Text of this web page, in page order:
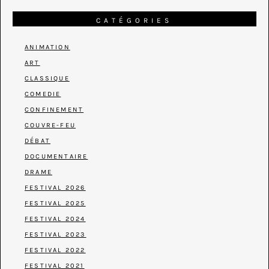
CATÉGORIES
ANIMATION
ART
CLASSIQUE
COMEDIE
CONFINEMENT
COUVRE-FEU
DÉBAT
DOCUMENTAIRE
DRAME
FESTIVAL 2026
FESTIVAL 2025
FESTIVAL 2024
FESTIVAL 2023
FESTIVAL 2022
FESTIVAL 2021